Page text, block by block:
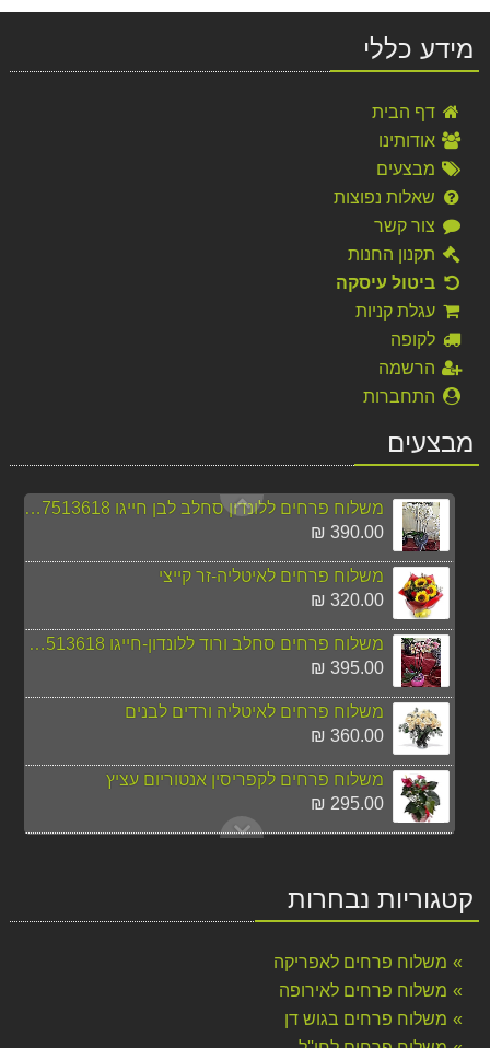
מידע כללי
דף הבית
אודותינו
מבצעים
שאלות נפוצות
צור קשר
תקנון החנות
ביטול עיסקה
עגלת קניות
לקופה
הרשמה
התחברות
מבצעים
משלוח פרחים לניו יורק מהיום להיום
295.00 ₪
זר חמניות כפרי
130.00 ₪
משלוח זר פרחים צבעוני לרוסיה
זר מתוק פרלינים ופנינים
150.00 ₪
250.00 ₪
משלוח פרחים ללונדון סחלב לבן חייגו 037513618
390.00 ₪
משלוח פרחים לאיטליה-זר קייצי
320.00 ₪
משלוח פרחים סחלב ורוד ללונדון-חייגו 037513618
395.00 ₪
משלוח פרחים לאיטליה ורדים לבנים
360.00 ₪
משלוח פרחים לקפריסין אנטוריום עציץ
295.00 ₪
משלוח זר פרחים צבעוני לרוסיה
קטגוריות נבחרות
משלוח פרחים לאפריקה
משלוח פרחים לאירופה
משלוח פרחים בגוש דן